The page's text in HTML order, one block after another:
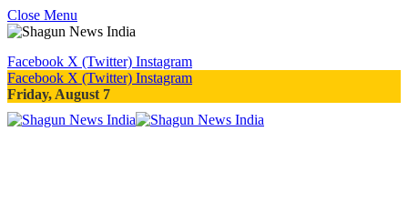
Close Menu
Facebook X (Twitter) Instagram
Facebook X (Twitter) Instagram
Friday, August 7